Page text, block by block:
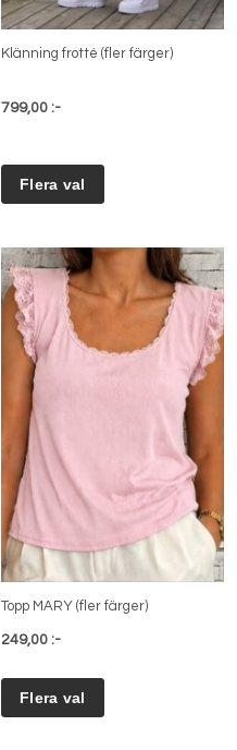
Klänning frotté (fler färger)
799,00 :-
Topp MARY (fler färger)
249,00 :-